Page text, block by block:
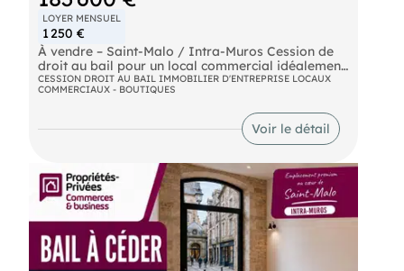
LOYER MENSUEL
1 250 €
À vendre – Saint-Malo / Intra-Muros Cession de
droit au bail pour un local commercial idéalement
situé. Surface totale de 84 m², comprenant : 42 m²
de surface commerciale 42 m² de réserve Loyer
mensuel : 1 250 € Prix de cession : 170 000 € net
CESSION DROIT AU BAIL IMMOBILIER D'ENTREPRISE LOCAUX
COMMERCIAUX - BOUTIQUES
Voir le détail